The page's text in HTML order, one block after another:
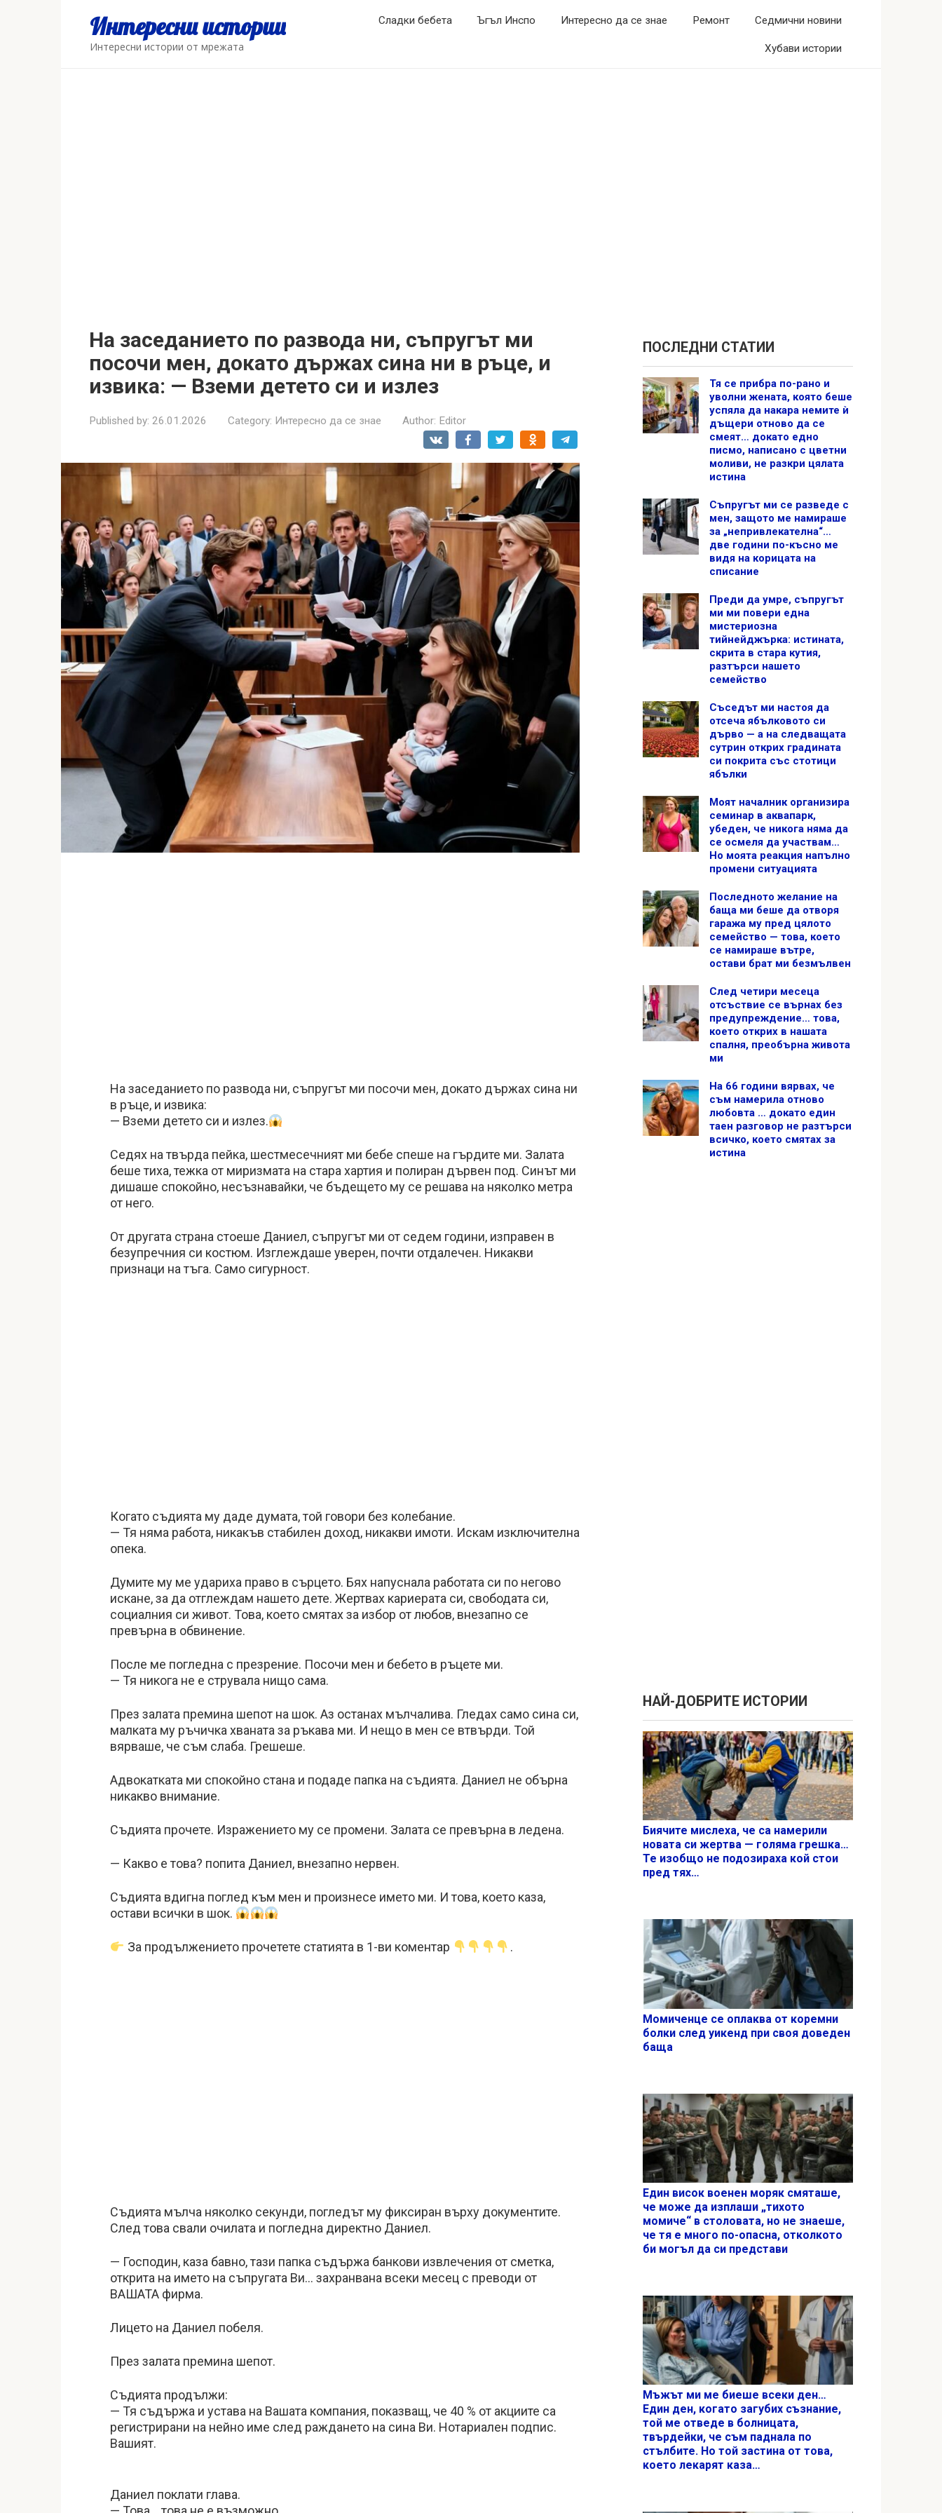
Интересни истории
Интересни истории от мрежата
Сладки бебета Ъгъл Инспо Интересно да се знае Ремонт Седмични новини
Хубави истории
На заседанието по развода ни, съпругът ми
посочи мен, докато държах сина ни в ръце, и
извика: — Вземи детето си и излез
Published by: 26.01.2026 Category: Интересно да се знае Author: Editor
На заседанието по развода ни, съпругът ми посочи мен, докато държах сина ни
в ръце, и извика:
— Вземи детето си и излез.
Седях на твърда пейка, шестмесечният ми бебе спеше на гърдите ми. Залата
беше тиха, тежка от миризмата на стара хартия и полиран дървен под. Синът ми
дишаше спокойно, несъзнавайки, че бъдещето му се решава на няколко метра
от него.
От другата страна стоеше Даниел, съпругът ми от седем години, изправен в
безупречния си костюм. Изглеждаше уверен, почти отдалечен. Никакви
признаци на тъга. Само сигурност.
Когато съдията му даде думата, той говори без колебание.
— Тя няма работа, никакъв стабилен доход, никакви имоти. Искам изключителна
опека.
Думите му ме удариха право в сърцето. Бях напуснала работата си по негово
искане, за да отглеждам нашето дете. Жертвах кариерата си, свободата си,
социалния си живот. Това, което смятах за избор от любов, внезапно се
превърна в обвинение.
После ме погледна с презрение. Посочи мен и бебето в ръцете ми.
— Тя никога не е струвала нищо сама.
През залата премина шепот на шок. Аз останах мълчалива. Гледах само сина си,
малката му ръчичка хваната за ръкава ми. И нещо в мен се втвърди. Той
вярваше, че съм слаба. Грешеше.
Адвокатката ми спокойно стана и подаде папка на съдията. Даниел не обърна
никакво внимание.
Съдията прочете. Изражението му се промени. Залата се превърна в ледена.
— Какво е това? попита Даниел, внезапно нервен.
Съдията вдигна поглед към мен и произнесе името ми. И това, което каза,
остави всички в шок.
За продължението прочетете статията в 1-ви коментар .
Съдията мълча няколко секунди, погледът му фиксиран върху документите.
След това свали очилата и погледна директно Даниел.
— Господин, каза бавно, тази папка съдържа банкови извлечения от сметка,
открита на името на съпругата Ви… захранвана всеки месец с преводи от
ВАШАТА фирма.
Лицето на Даниел побеля.
През залата премина шепот.
Съдията продължи:
— Тя съдържа и устава на Вашата компания, показващ, че 40 % от акциите са
регистрирани на нейно име след раждането на сина Ви. Нотариален подпис.
Вашият.
Даниел поклати глава.
ПОСЛЕДНИ СТАТИИ
Тя се прибра по-рано и
уволни жената, която беше
успяла да накара немите ѝ
дъщери отново да се
смеят… докато едно
писмо, написано с цветни
моливи, не разкри цялата
истина
Съпругът ми се разведе с
мен, защото ме намираше
за „непривлекателна“…
две години по-късно ме
видя на корицата на
списание
Преди да умре, съпругът
ми ми повери една
мистериозна
тийнейджърка: истината,
скрита в стара кутия,
разтърси нашето
семейство
Съседът ми настоя да
отсеча ябълковото си
дърво — а на следващата
сутрин открих градината
си покрита със стотици
ябълки
Моят началник организира
семинар в аквапарк,
убеден, че никога няма да
се осмеля да участвам…
Но моята реакция напълно
промени ситуацията
Последното желание на
баща ми беше да отворя
гаража му пред цялото
семейство — това, което
се намираше вътре,
остави брат ми безмълвен
След четири месеца
отсъствие се върнах без
предупреждение… това,
което открих в нашата
спалня, преобърна живота
ми
На 66 години вярвах, че
съм намерила отново
любовта … докато един
таен разговор не разтърси
всичко, което смятах за
истина
НАЙ-ДОБРИТЕ ИСТОРИИ
Биячите мислеха, че са намерили
новата си жертва — голяма грешка…
Те изобщо не подозираха кой стои
пред тях…
Момиченце се оплаква от коремни
болки след уикенд при своя доведен
баща
Един висок военен моряк смяташе,
че може да изплаши „тихото
момиче“ в столовата, но не знаеше,
че тя е много по-опасна, отколкото
би могъл да си представи
Мъжът ми ме биеше всеки ден…
Един ден, когато загубих съзнание,
той ме отведе в болницата,
твърдейки, че съм паднала по
стълбите. Но той застина от това,
което лекарят каза…